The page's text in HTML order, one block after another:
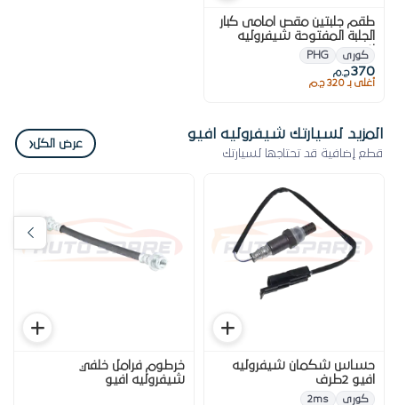
طقم جلبتين مقص امامى كبار
الجلبة المفتوحة شيفروليه
افيو
كورى PHG
370ج.م
أغلى بـ 320 ج.م
المزيد لسيارتك شيفروليه افيو
قطع إضافية قد تحتاجها لسيارتك
عرض الكل‹
حساس شكمان شيفروليه
افيو 2طرف
كورى 2ms
خرطوم فرامل خلفي
شيفروليه افيو